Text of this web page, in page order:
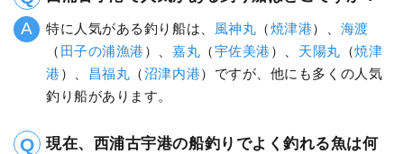
特に人気がある釣り船は、 風神丸 （焼津港）、 海渡
（ 田子の浦漁港 ）、 嘉丸 （宇佐美港 ）、 天陽丸 （焼津
港 ）、 昌福丸 （沼津内港）ですが、他にも多くの人気
釣り船があります。
現在、西浦古宇港の船釣りでよく釣れる魚は何